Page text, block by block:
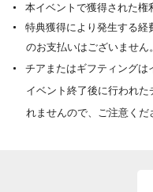
本イベントで獲得された権
特典獲得により発生する
のお支払いはございません。
チアまたはギフティングは
イベント終了後に行われ
れませんので、ご注意くだ